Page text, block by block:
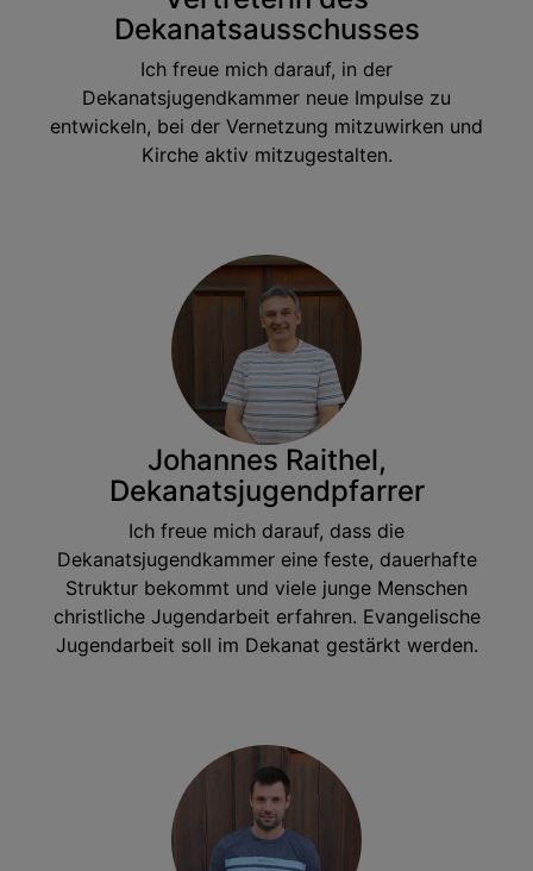
Dekanatsausschusses
Ich freue mich darauf, in der
Dekanatsjugendkammer neue Impulse zu
entwickeln, bei der Vernetzung mitzuwirken und
Kirche aktiv mitzugestalten.
Johannes Raithel,
Dekanatsjugendpfarrer
Ich freue mich darauf, dass die
Dekanatsjugendkammer eine feste, dauerhafte
Struktur bekommt und viele junge Menschen
christliche Jugendarbeit erfahren. Evangelische
Jugendarbeit soll im Dekanat gestärkt werden.